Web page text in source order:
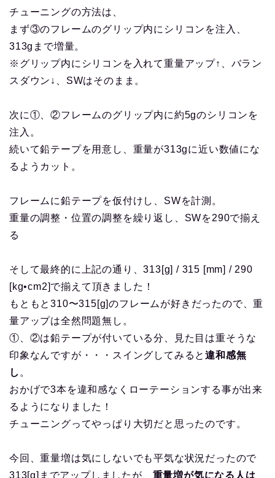
チューニングの方法は、
まず③のフレームのグリップ内にシリコンを注入、
313gまで増量。
※グリップ内にシリコンを入れて重量アップ↑、バラン
スダウン↓、SWはそのまま。
次に①、②フレームのグリップ内に約5gのシリコンを
注入。
続いて鉛テープを用意し、重量が313gに近い数値にな
るようカット。
フレームに鉛テープを仮付けし、SWを計測。
重量の調整・位置の調整を繰り返し、SWを290で揃え
る
そして最終的に上記の通り、313[g] / 315 [mm] / 290
[kg•cm2]で揃えて頂きました！
もともと310〜315[g]のフレームが好きだったので、重
量アップは全然問題無し。
①、②は鉛テープが付いている分、見た目は重そうな
印象なんですが・・・スイングしてみると違和感無
し 。
おかげで3本を違和感なくローテーションする事が出来
るようになりました！
チューニングってやっぱり大切だと思ったのです。
今回、重量増は気にしないでも平気な状況だったので
313[g]までアップしましたが、 重量増が気になる人は